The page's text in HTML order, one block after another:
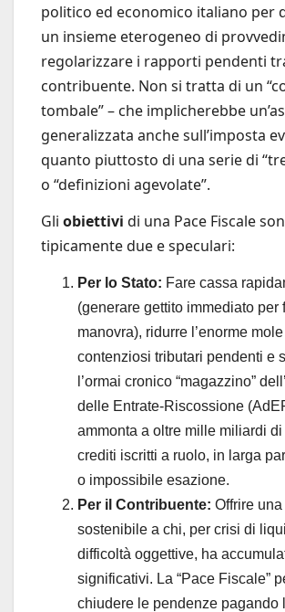
politico ed economico italiano per
un insieme eterogeneo di
regolarizzare i rapporti pendenti
contribuente. Non si tratta di un
tombale” – che implicherebbe
generalizzata anche sull’imposta
quanto piuttosto di una serie di
o “definizioni agevolate”.
Gli obiettivi di una Pace Fiscale
tipicamente due e speculari:
Per lo Stato: Fare cassa
(generare gettito immediato per
manovra), ridurre l’enorme
contenziosi tributari pendenti e
l’ormai cronico “magazzino”
delle Entrate-Riscossione
ammonta a oltre mille miliardi di
crediti iscritti a ruolo, in larga
o impossibile esazione.
Per il Contribuente: Offrire una
sostenibile a chi, per crisi di
difficoltà oggettive, ha
significativi. La “Pace Fiscale”
chiudere le pendenze pagando